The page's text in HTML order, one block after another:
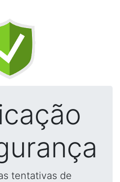
tentativas de